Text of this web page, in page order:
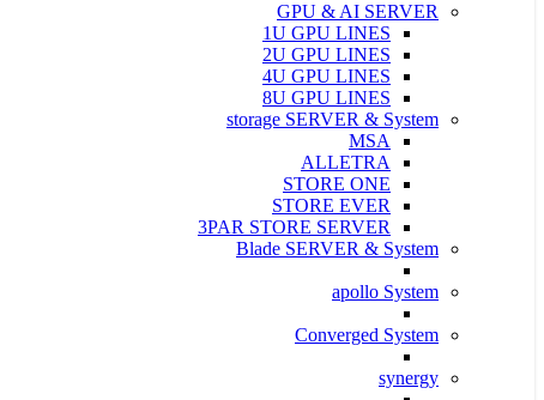
GPU & AI SERVER
1U GPU LINES
2U GPU LINES
4U GPU LINES
8U GPU LINES
storage SERVER & System
MSA
ALLETRA
STORE ONE
STORE EVER
3PAR STORE SERVER
Blade SERVER & System
apollo System
Converged System
synergy